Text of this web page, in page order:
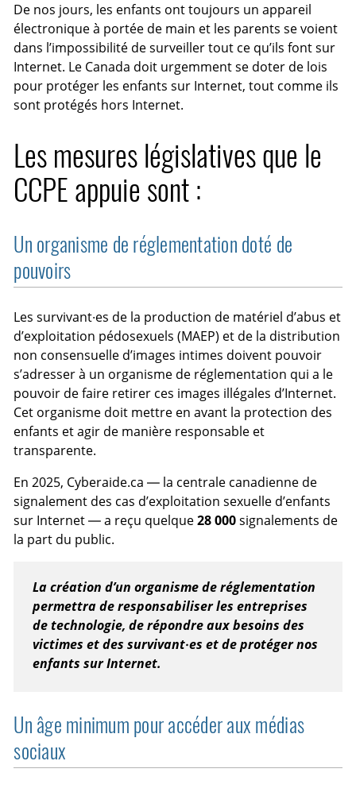
De nos jours, les enfants ont toujours un appareil
électronique à portée de main et les parents se voient
dans l’impossibilité de surveiller tout ce qu’ils font sur
Internet. Le Canada doit urgemment se doter de lois
pour protéger les enfants sur Internet, tout comme ils
sont protégés hors Internet.
Les mesures législatives que le
CCPE appuie sont :
Un organisme de réglementation doté de
pouvoirs
Les survivant·es de la production de matériel d’abus et
d’exploitation pédosexuels (MAEP) et de la distribution
non consensuelle d’images intimes doivent pouvoir
s’adresser à un organisme de réglementation qui a le
pouvoir de faire retirer ces images illégales d’Internet.
Cet organisme doit mettre en avant la protection des
enfants et agir de manière responsable et
transparente.
En 2025, Cyberaide.ca — la centrale canadienne de
signalement des cas d’exploitation sexuelle d’enfants
sur Internet — a reçu quelque28 000signalements de
la part du public.
La création d’un organisme de réglementation
permettra de responsabiliser les entreprises
de technologie, de répondre aux besoins des
victimes et des survivant·es et de protéger nos
enfants sur Internet.
Un âge minimum pour accéder aux médias
sociaux